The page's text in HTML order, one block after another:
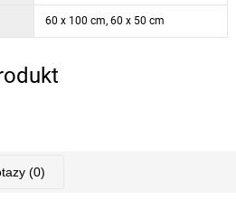
60 x 100 cm, 60 x 50 cm
(0)